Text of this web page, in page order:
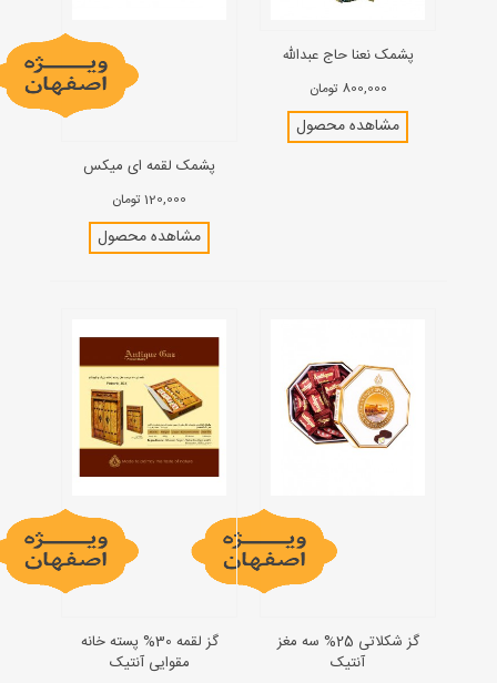
پشمک نعنا حاج عبدالله
800,000 تومان
مشاهده محصول
پشمک لقمه ای میکس
120,000 تومان
مشاهده محصول
گز شکلاتی 25% سه مغز
آنتیک
گز لقمه 30% پسته خانه
مقوایی آنتیک